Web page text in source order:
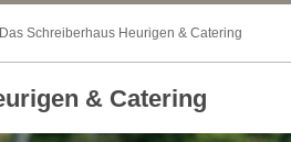
Schreiberhaus Heurigen & Catering
& Catering